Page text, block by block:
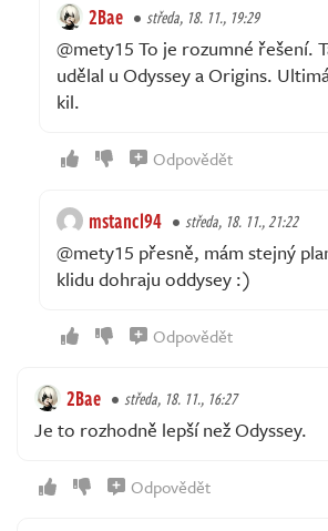
2Bae středa, 18. 11., 19:29
@mety15 To je rozumné řešení.
udělal u Odyssey a Origins.
kil.
Odpovědět
mstancl94 středa, 18. 11., 21:22
@mety15 přesně, mám stejný
klidu dohraju oddysey :)
Odpovědět
2Bae středa, 18. 11., 16:27
Je to rozhodně lepší než Odyssey.
Odpovědět